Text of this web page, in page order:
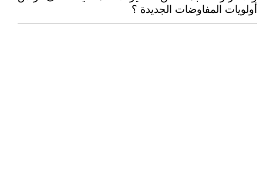
أولويات المفاوضات الجديدة ؟